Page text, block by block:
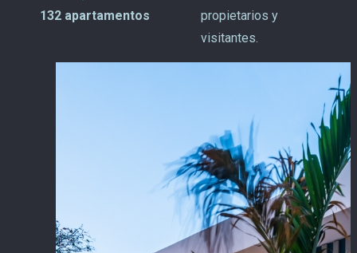
132 apartamentos
propietarios y
visitantes.